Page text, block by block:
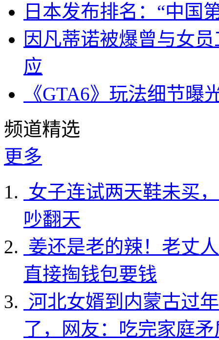
日本发布排名：“中国
因凡蒂诺被爆曾与女
应
《GTA6》玩法细节
频道精选
更多
女子连试两天鞋未买
吵翻天
姜还是老的辣！老丈
直接掏钱包要钱
河北女婿到内蒙古过
了，网友：吃完家庭